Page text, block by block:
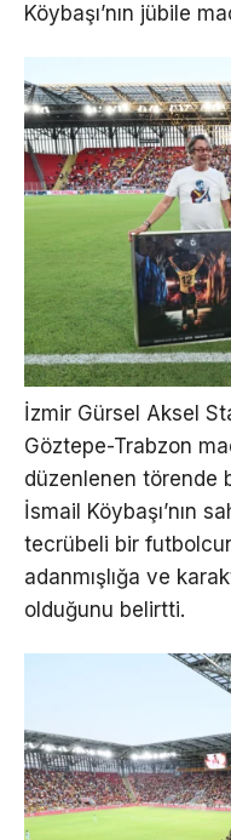
Köybaşı’nın jübile
İzmir Gürsel Aksel
Göztepe-Trabzon
düzenlenen törende
İsmail Köybaşı’nın
tecrübeli bir
adanmışlığa ve
olduğunu belirtti.